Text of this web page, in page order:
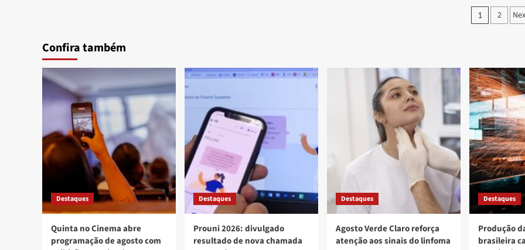
atinge
76,6%
CNC
1 2
Confira também
Destaques
Quinta no Cinema abre
programação de agosto com
Destaques
Prouni 2026: divulgado
resultado de nova chamada
Destaques
Agosto Verde Claro reforça
atenção aos sinais do linfoma
Destaques
Produção
brasileira